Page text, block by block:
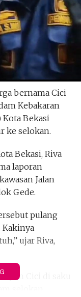
bernama Cici
Kebakaran
Bekasi
ke selokan.
Bekasi, Riva
laporan
Jalan
Gede.
pulang
Kakinya
ujar Riva,
Cici di saku